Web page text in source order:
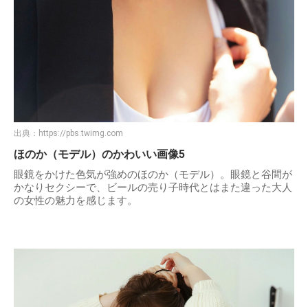
出典： https://pbs.twimg.com
ほのか（モデル）のかわいい画像5
眼鏡をかけた色気が強めのほのか（モデル）。眼鏡と谷間が
かなりセクシーで、ビールの売り子時代とはまた違った大人
の女性の魅力を感じます。